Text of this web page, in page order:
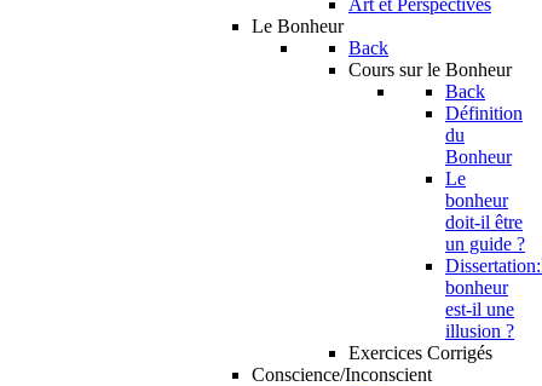
Art et Perspectives
Le Bonheur
Back
Cours sur le Bonheur
Back
Définition
du
Bonheur
Le
bonheur
doit-il être
un guide ?
bonheur
est-il une
illusion ?
Exercices Corrigés
Conscience/Inconscient